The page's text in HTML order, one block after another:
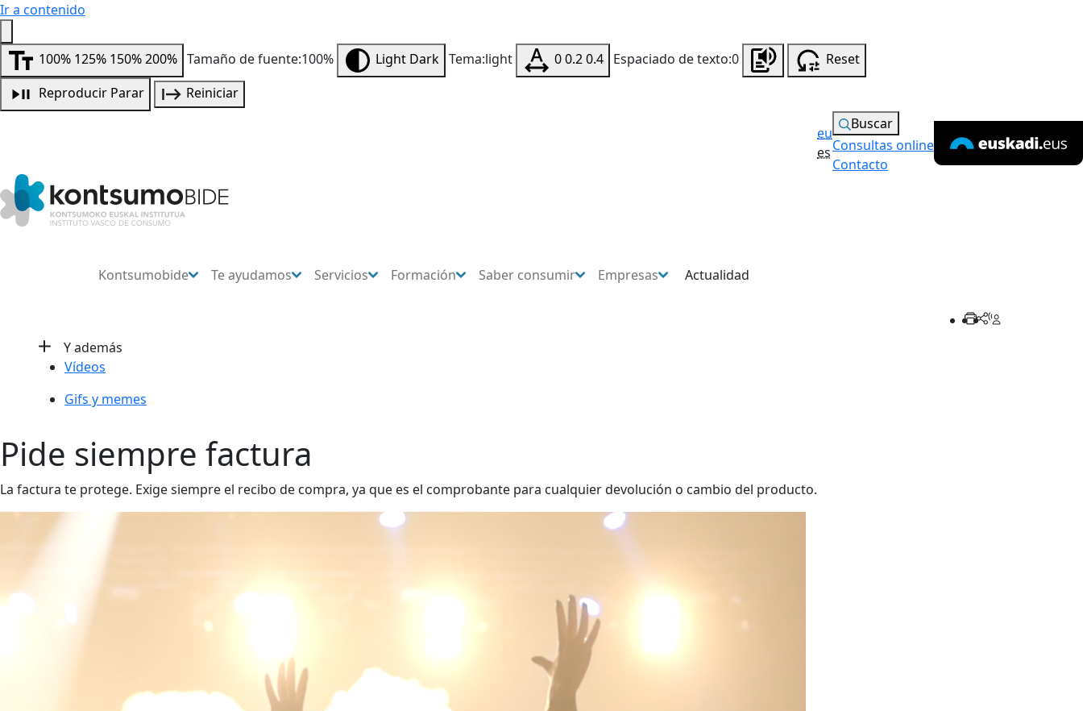
Ir a contenido
100% 125% 150%200% Tamaño de fuente:100% Light Dark Tema:light 00.20.4 Espaciado de texto:0
Reset
Reproducir Parar Reiniciar
eu
es
Buscar
Consultas online
Contacto
Kontsumobide Te ayudamos Servicios Formación Saber consumir Empresas Actualidad
Y además
Vídeos
Gifs y memes
Pide siempre factura
La factura te protege. Exige siempre el recibo de compra, ya que es el comprobante para cualquier devolución o cambio del producto.